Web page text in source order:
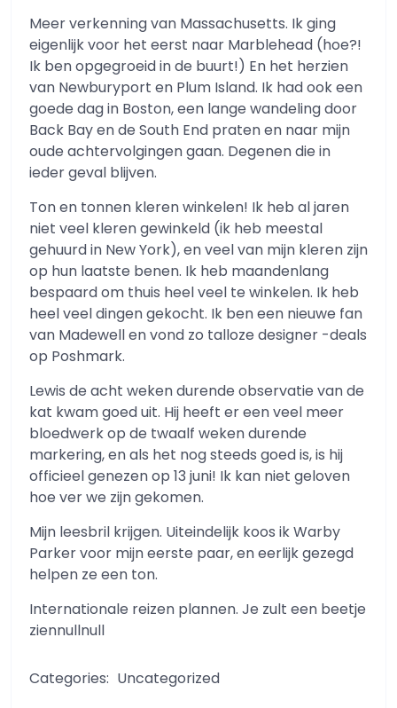
Meer verkenning van Massachusetts. Ik ging
eigenlijk voor het eerst naar Marblehead (hoe?!
Ik ben opgegroeid in de buurt!) En het herzien
van Newburyport en Plum Island. Ik had ook een
goede dag in Boston, een lange wandeling door
Back Bay en de South End praten en naar mijn
oude achtervolgingen gaan. Degenen die in
ieder geval blijven.
Ton en tonnen kleren winkelen! Ik heb al jaren
niet veel kleren gewinkeld (ik heb meestal
gehuurd in New York), en veel van mijn kleren zijn
op hun laatste benen. Ik heb maandenlang
bespaard om thuis heel veel te winkelen. Ik heb
heel veel dingen gekocht. Ik ben een nieuwe fan
van Madewell en vond zo talloze designer -deals
op Poshmark.
Lewis de acht weken durende observatie van de
kat kwam goed uit. Hij heeft er een veel meer
bloedwerk op de twaalf weken durende
markering, en als het nog steeds goed is, is hij
officieel genezen op 13 juni! Ik kan niet geloven
hoe ver we zijn gekomen.
Mijn leesbril krijgen. Uiteindelijk koos ik Warby
Parker voor mijn eerste paar, en eerlijk gezegd
helpen ze een ton.
Internationale reizen plannen. Je zult een beetje
ziennullnull
Categories: Uncategorized